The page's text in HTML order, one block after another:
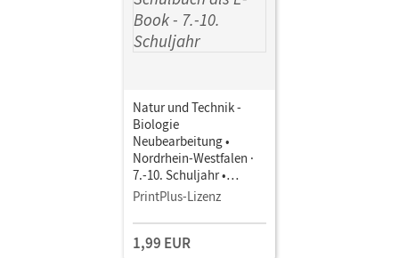
Natur und Technik -
Biologie
Neubearbeitung •
Nordrhein-Westfalen ·
7.-10. Schuljahr •
Schulbuch als E-Book
PrintPlus-Lizenz
1,99 EUR